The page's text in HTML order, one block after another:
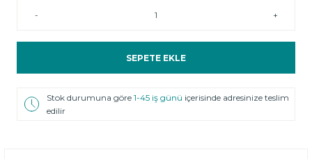
- +
SEPETE EKLE
Stok durumuna göre1-45 iş günü içerisinde adresinize teslim
edilir